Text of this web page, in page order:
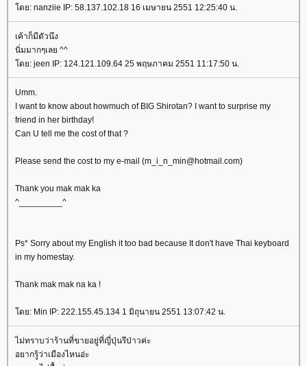
ดย: nanziie IP: 58.137.102.18 16 เมษายน 2551 12:25:40 น.
เค้าก็มีตัวนึง
นิ่มมากๆเลย ^^
ดย: jeen IP: 124.121.109.64 25 พฤษภาคม 2551 11:17:50 น.
Umm.
I want to know about howmuch of BIG Shirotan? I want to surprise my
friend in her birthday!
Can U tell me the cost of that ?
Please send the cost to my e-mail (m_i_n_min@hotmail.com)
Thank you mak mak ka
^_________^
Ps* Sorry about my English it too bad because It don't have Thai keyboard
in my homestay.
Thank mak mak na ka !
ดย: Min IP: 222.155.45.134 1 มิถุนายน 2551 13:07:42 น.
ไม่ทราบว่าร้านที่ขายอยู่ที่ญี่ปุ่นรึป่าวค่ะ
อยากรู้ว่าเมืองไหนอ่ะ